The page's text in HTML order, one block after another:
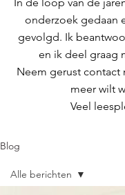
In de loop van de
onderzoek gedaan
gevolgd. Ik
en ik deel graag
Neem gerust contact
meer wilt
Veel
Blog
Alle berichten